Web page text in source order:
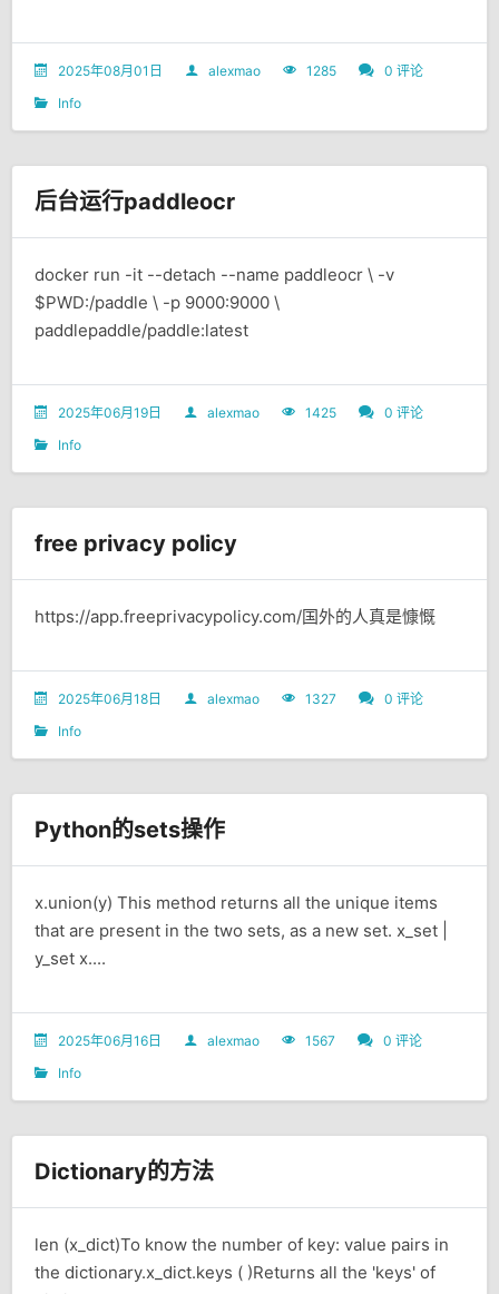
2025年08月01日 alexmao 1285
0 评论
Info
后台运行paddleocr
docker run -it --detach --name paddleocr \ -v
$PWD:/paddle \ -p 9000:9000 \
paddlepaddle/paddle:latest
2025年06月19日 alexmao 1425
0 评论
Info
free privacy policy
https://app.freeprivacypolicy.com/国外的人真是慷慨
2025年06月18日 alexmao 1327
0 评论
Info
Python的sets操作
x.union(y) This method returns all the unique items
that are present in the two sets, as a new set. x_set |
y_set x....
2025年06月16日 alexmao 1567
0 评论
Info
Dictionary的方法
len (x_dict)To know the number of key: value pairs in
the dictionary.x_dict.keys ( )Returns all the 'keys' of